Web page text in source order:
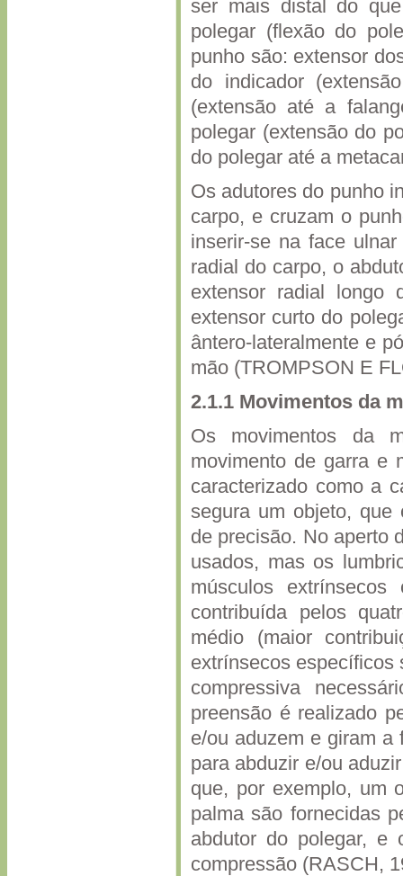
ser mais distal do
polegar (flexão do
punho são: extensor
do indicador
(extensão até a
polegar (extensão do
do polegar até a
Os adutores do punho
carpo, e cruzam o
inserir-se na face
radial do carpo, o
extensor radial
extensor curto do
ântero-lateralmente e
mão (TROMPSON E
2.1.1 Movimentos da
Os movimentos da
movimento de garra e
caracterizado como a
segura um objeto, que
de precisão. No aperto
usados, mas os
músculos
contribuída pelos
médio (maior
extrínsecos específicos
compressiva
preensão é realizado
e/ou aduzem e giram a
para abduzir e/ou
que, por exemplo, um
palma são fornecidas
abdutor do polegar, e
compressão (RASCH,